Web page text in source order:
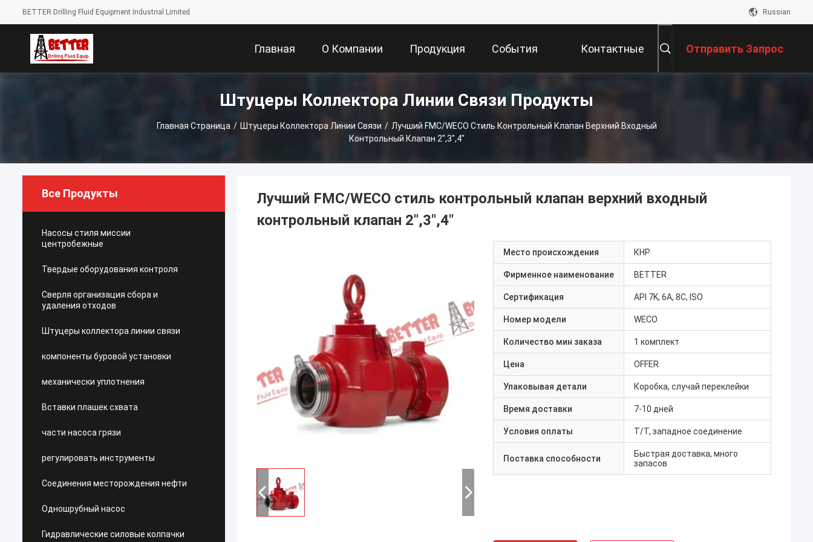
BETTER Drilling Fluid Equipment Industrial Limited Russian
Главная
Страница
О Компании Продукция События Контактные Отправить Запрос
Штуцеры Коллектора Линии Связи Продукты
Главная Страница / Штуцеры Коллектора Линии Связи / Лучший FMC/WECO Стиль Контрольный Клапан Верхний Входный
Контрольный Клапан 2",3",4"
Все Продукты
Насосы стиля миссии
центробежные
Твердые оборудования контроля
Сверля организация сбора и
удаления отходов
Штуцеры коллектора линии связи
компоненты буровой установки
механически уплотнения
Вставки плашек схвата
части насоса грязи
регулировать инструменты
Соединения месторождения нефти
Одношрубный насос
Гидравлические силовые колпачки
Лучший FMC/WECO стиль контрольный клапан верхний входный
контрольный клапан 2",3",4"
Место происхождения КНР
Фирменное наименование BETTER
Сертификация API 7K, 6A, 8C, ISO
Номер модели WECO
Количество мин заказа 1 комплект
Цена OFFER
Упаковывая детали Коробка, случай переклейки
Время доставки 7-10 дней
Условия оплаты T/T, западное соединение
Поставка способности
Быстрая доставка, много
запасов